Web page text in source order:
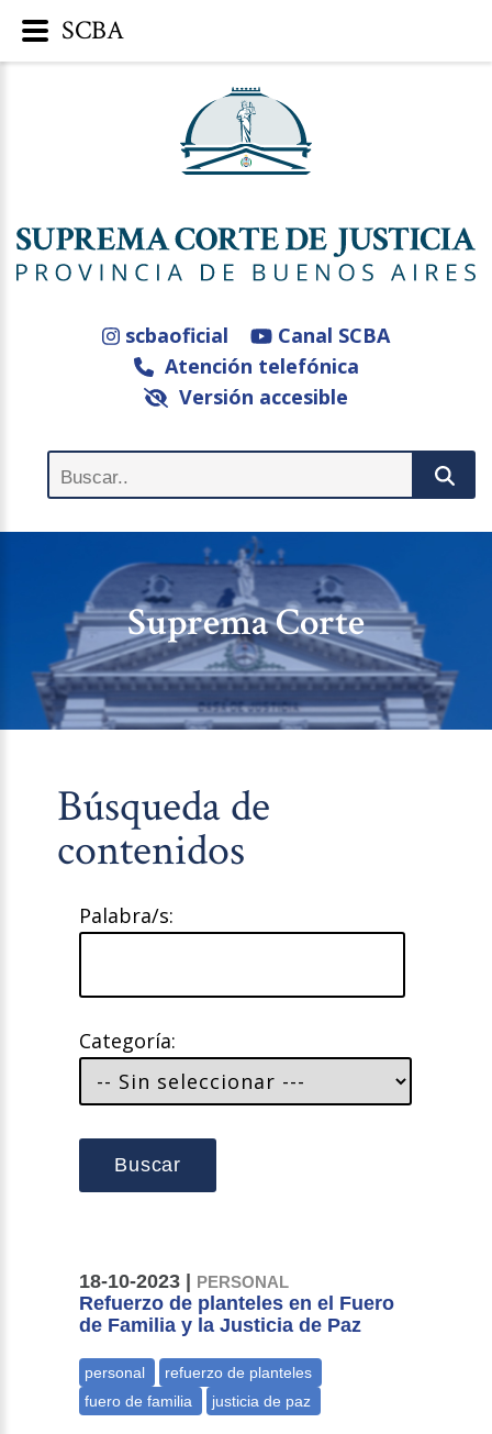
scbaoficial
Canal SCBA
Atención telefónica
Versión accesible
Suprema Corte
Búsqueda de
contenidos
Palabra/s:
Categoría:
Buscar
18-10-2023 | PERSONAL
Refuerzo de planteles en el Fuero
de Familia y la Justicia de Paz
SCBA